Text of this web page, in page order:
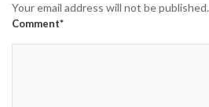
Your email address will not be published.
Comment*